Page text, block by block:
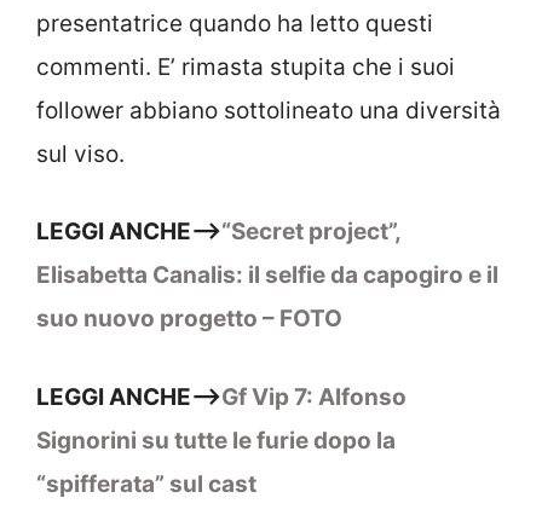
presentatrice quando ha letto questi
commenti. E’ rimasta stupita che i suoi
follower abbiano sottolineato una diversità
sul viso.
LEGGI ANCHE–>“Secret project”,
Elisabetta Canalis: il selfie da capogiro e il
suo nuovo progetto – FOTO
LEGGI ANCHE–>Gf Vip 7: Alfonso
Signorini su tutte le furie dopo la
“spifferata” sul cast